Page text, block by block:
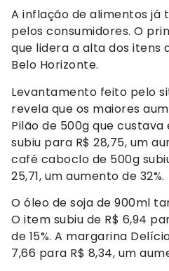
A inflação de alimentos já
pelos consumidores. O
que lidera a alta dos itens
Belo Horizonte.
Levantamento feito pelo
revela que os maiores
Pilão de 500g que custava
subiu para R$ 28,75, um
café caboclo de 500g
25,71, um aumento de 32%.
O óleo de soja de 900ml
O item subiu de R$ 6,94
de 15%. A margarina
7,66 para R$ 8,34, um